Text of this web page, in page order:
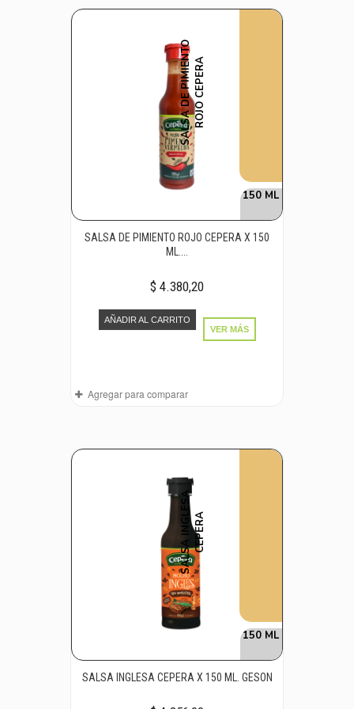
S
A
L
S
A
D
E
P
I
M
I
E
N
T
O
R
O
J
O
C
E
P
E
RA
150 ML
SALSA DE PIMIENTO ROJO CEPERA X 150
ML....
$ 4.380,20
AÑADIR AL CARRITO
VER MÁS
Agregar para comparar
S
A
L
S
A
I
N
GL
E
S
A
C
E
P
E
RA
150 ML
SALSA INGLESA CEPERA X 150 ML. GESON